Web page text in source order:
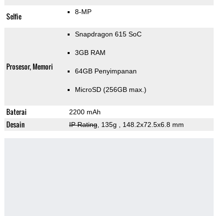
Selfie 8-MP
Prosesor, Memori
Snapdragon 615 SoC
3GB RAM
64GB Penyimpanan
MicroSD (256GB max.)
Baterai 2200 mAh
Desain IP Rating, 135g , 148.2x72.5x6.8 mm